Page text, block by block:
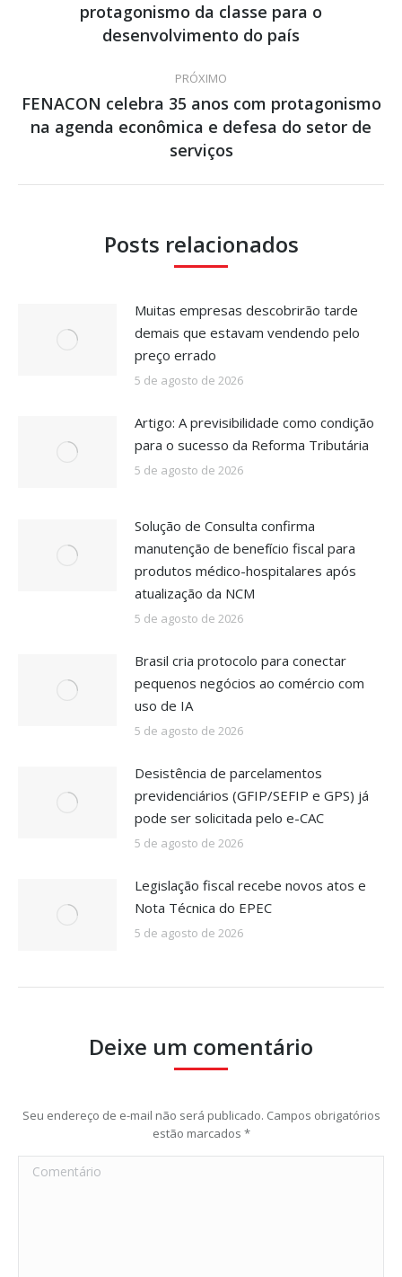
post:
Post
anterior:
protagonismo da classe para o
desenvolvimento do país
PRÓXIMO
Próximo
post:
FENACON celebra 35 anos com protagonismo
na agenda econômica e defesa do setor de
serviços
Posts relacionados
Muitas empresas descobrirão tarde
demais que estavam vendendo pelo
preço errado
5 de agosto de 2026
Artigo: A previsibilidade como condição
para o sucesso da Reforma Tributária
5 de agosto de 2026
Solução de Consulta confirma
manutenção de benefício fiscal para
produtos médico-hospitalares após
atualização da NCM
5 de agosto de 2026
Brasil cria protocolo para conectar
pequenos negócios ao comércio com
uso de IA
5 de agosto de 2026
Desistência de parcelamentos
previdenciários (GFIP/SEFIP e GPS) já
pode ser solicitada pelo e-CAC
5 de agosto de 2026
Legislação fiscal recebe novos atos e
Nota Técnica do EPEC
5 de agosto de 2026
Deixe um comentário
Seu endereço de e-mail não será publicado. Campos obrigatórios
estão marcados *
Comentário